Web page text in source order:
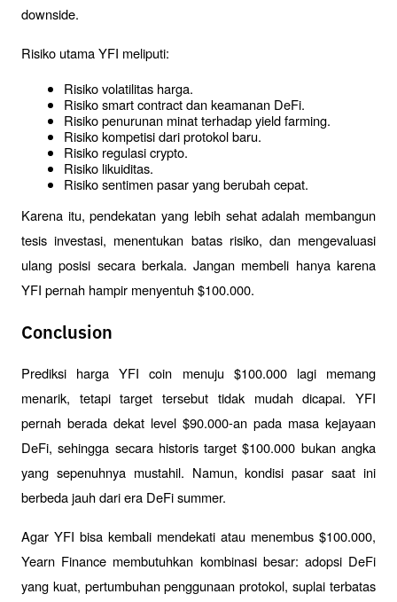
downside.
Risiko utama YFI meliputi:
Risiko volatilitas harga.
Risiko smart contract dan keamanan DeFi.
Risiko penurunan minat terhadap yield farming.
Risiko kompetisi dari protokol baru.
Risiko regulasi crypto.
Risiko likuiditas.
Risiko sentimen pasar yang berubah cepat.
Karena itu, pendekatan yang lebih sehat adalah membangun
tesis investasi, menentukan batas risiko, dan mengevaluasi
ulang posisi secara berkala. Jangan membeli hanya karena
YFI pernah hampir menyentuh $100.000.
Conclusion
Prediksi harga YFI coin menuju $100.000 lagi memang
menarik, tetapi target tersebut tidak mudah dicapai. YFI
pernah berada dekat level $90.000-an pada masa kejayaan
DeFi, sehingga secara historis target $100.000 bukan angka
yang sepenuhnya mustahil. Namun, kondisi pasar saat ini
berbeda jauh dari era DeFi summer.
Agar YFI bisa kembali mendekati atau menembus $100.000,
Yearn Finance membutuhkan kombinasi besar: adopsi DeFi
yang kuat, pertumbuhan penggunaan protokol, suplai terbatas